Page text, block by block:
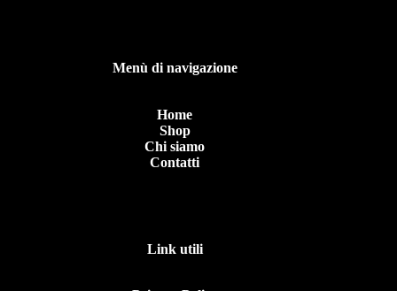
Menù di navigazione
Home
Shop
Chi siamo
Contatti
Link utili